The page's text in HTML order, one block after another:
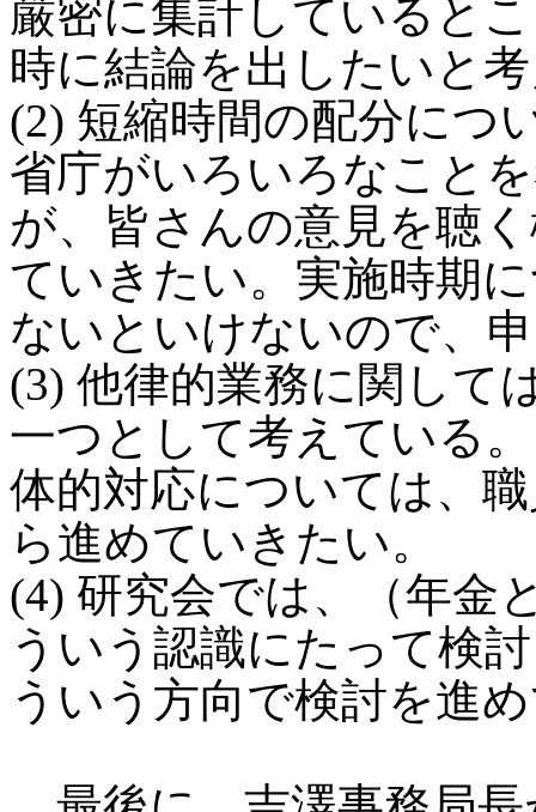
厳密に集計していると
時に結論を出したいと
(2) 短縮時間の配分につ
省庁がいろいろなこと
が、皆さんの意見を聴
ていきたい。実施時期
ないといけないので、
(3) 他律的業務に関して
一つとして考えている
体的対応については、
ら進めていきたい。
(4) 研究会では、（年金
ういう認識にたって検
ういう方向で検討を進